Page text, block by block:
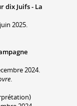
dix Juifs - La
2025.
2024.
.